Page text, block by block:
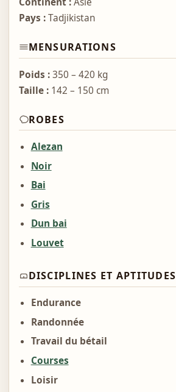
Pays :Tadjikistan
MENSURATIONS
Poids :350 – 420 kg
Taille :142 – 150 cm
ROBES
Alezan
Noir
Bai
Gris
Dun bai
Louvet
DISCIPLINES ET APTITUDES
Endurance
Randonnée
Travail du bétail
Courses
Loisir